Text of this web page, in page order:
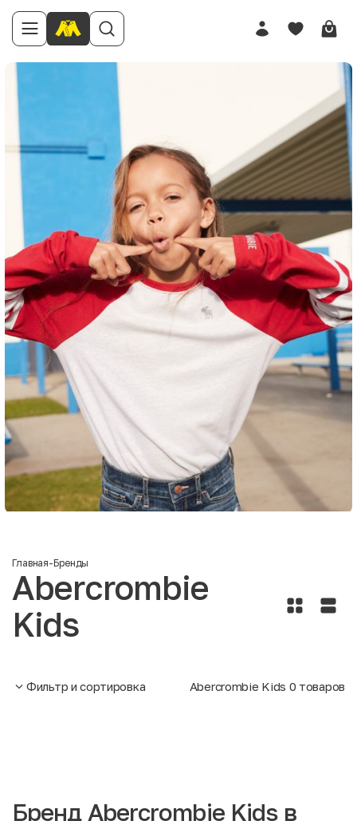
Главная-Бренды
Abercrombie
Kids
Фильтр и сортировка Abercrombie Kids 0 товаров
Бренд Abercrombie Kids в